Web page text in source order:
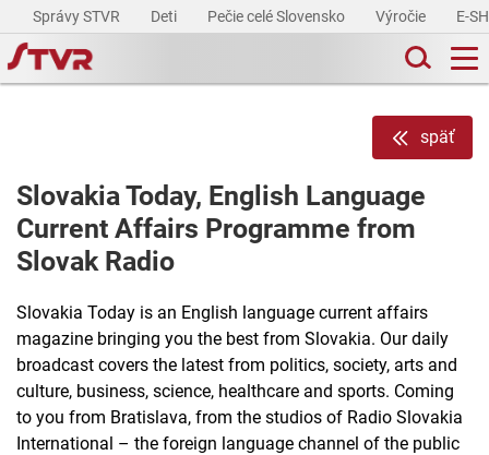
Správy STVR Deti Pečie celé Slovensko Výročie E-
späť
Slovakia Today, English Language
Current Affairs Programme from
Slovak Radio
Slovakia Today is an English language current affairs
magazine bringing you the best from Slovakia. Our daily
broadcast covers the latest from politics, society, arts and
culture, business, science, healthcare and sports. Coming
to you from Bratislava, from the studios of Radio Slovakia
International – the foreign language channel of the public